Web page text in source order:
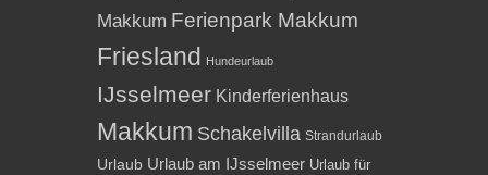
Makkum Ferienpark Makkum
Friesland Hundeurlaub
IJsselmeer Kinderferienhaus
Makkum Schakelvilla Strandurlaub
Urlaub Urlaub am IJsselmeer Urlaub für